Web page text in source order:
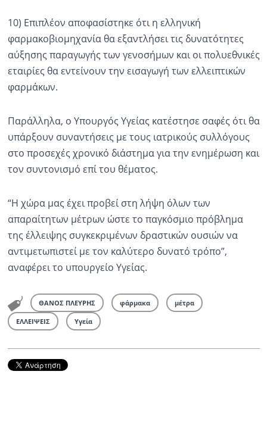
10) Επιπλέον αποφασίστηκε ότι η ελληνική
φαρμακοβιομηχανία θα εξαντλήσει τις δυνατότητες
αύξησης παραγωγής των γενοσήμων και οι πολυεθνικές
εταιρίες θα εντείνουν την εισαγωγή των ελλειπτικών
φαρμάκων.
Παράλληλα, ο Υπουργός Υγείας κατέστησε σαφές ότι θα
υπάρξουν συναντήσεις με τους ιατρικούς συλλόγους
στο προσεχές χρονικό διάστημα για την ενημέρωση και
τον συντονισμό επί του θέματος.
“Η χώρα μας έχει προβεί στη λήψη όλων των
απαραίτητων μέτρων ώστε το παγκόσμιο πρόβλημα
της έλλειψης συγκεκριμένων δραστικών ουσιών να
αντιμετωπιστεί με τον καλύτερο δυνατό τρόπο”,
αναφέρει το υπουργείο Υγείας.
ΘΑΝΟΣ ΠΛΕΥΡΗΣ φάρμακα μέτρα
ΕΛΛΕΙΨΕΙΣ Υγεία